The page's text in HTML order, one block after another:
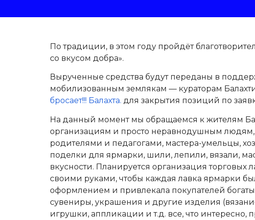
По традиции, в этом году пройдёт
со вкусом добра».
Вырученные средства будут переданы в
мобилизованным землякам — кураторам
бросает!!! Балахта. для закрытия позиций по
На данный момент мы обращаемся к жителям
организациям и просто неравнодушным людям,
родителями и педагогами, мастера-умельцы,
поделки для ярмарки, шили, лепили, вязали,
вкусности. Планируется организация торговых
своими руками, чтобы каждая лавка ярмарки
оформлением и привлекала покупателей
сувениры, украшения и другие изделия
игрушки, аппликации и т.д. все, что интересно,